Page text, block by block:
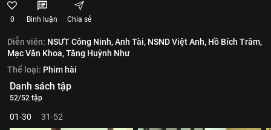
0 Bình luận Chia sẻ
Diễn viên: NSƯT Công Ninh,Anh Tài, NSND Việt Anh, Hồ Bích Trâm,
Mạc Văn Khoa,Tăng Huỳnh Như
Thể loại: Phim hài
Danh sách tập
52/52 tập
01-30 31-52